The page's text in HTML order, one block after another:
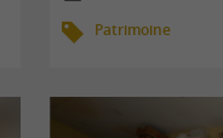
Patrimoine